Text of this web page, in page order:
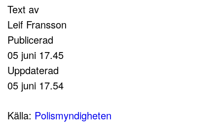
Text av
Leif Fransson
Publicerad
05 juni 17.45
Uppdaterad
05 juni 17.54
Källa: Polismyndigheten